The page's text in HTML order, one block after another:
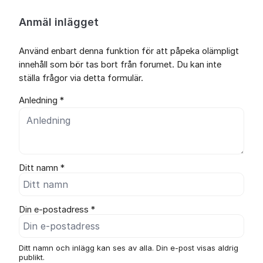
Anmäl inlägget
Använd enbart denna funktion för att påpeka olämpligt
innehåll som bör tas bort från forumet. Du kan inte
ställa frågor via detta formulär.
Anledning *
Ditt namn *
Din e-postadress *
Ditt namn och inlägg kan ses av alla. Din e-post visas aldrig
publikt.